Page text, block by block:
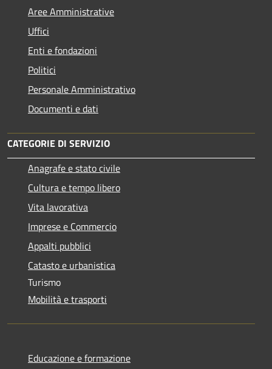
Aree Amministrative
Uffici
Enti e fondazioni
Politici
Personale Amministrativo
Documenti e dati
CATEGORIE DI SERVIZIO
Anagrafe e stato civile
Cultura e tempo libero
Vita lavorativa
Imprese e Commercio
Appalti pubblici
Catasto e urbanistica
Turismo
Mobilità e trasporti
Educazione e formazione